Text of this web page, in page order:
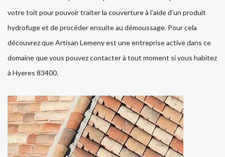
votre toit pour pouvoir traiter la couverture à l’aide d’un produit
hydrofuge et de procéder ensuite au démoussage. Pour cela
découvrez que Artisan Lemeny est une entreprise active dans ce
domaine que vous pouvez contacter à tout moment si vous habitez
à Hyeres 83400.